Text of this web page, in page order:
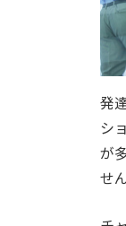
発
シ
が
せ